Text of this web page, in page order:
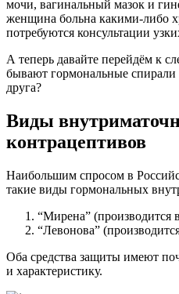
мочи, вагинальный мазок и
женщина больна какими-либо
потребуются консультации
А теперь давайте перейдём к
бывают гормональные
друга?
Виды
контрацептивов
Наибольшим спросом в
такие виды гормональных
“Мирена” (производится
“Левонова”
Оба средства защиты имеют
и характеристику.